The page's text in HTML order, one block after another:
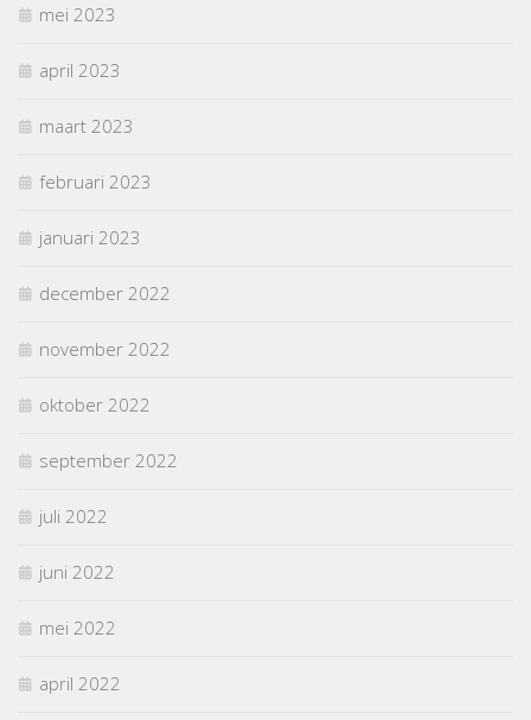
mei 2023
april 2023
maart 2023
februari 2023
januari 2023
december 2022
november 2022
oktober 2022
september 2022
juli 2022
juni 2022
mei 2022
april 2022